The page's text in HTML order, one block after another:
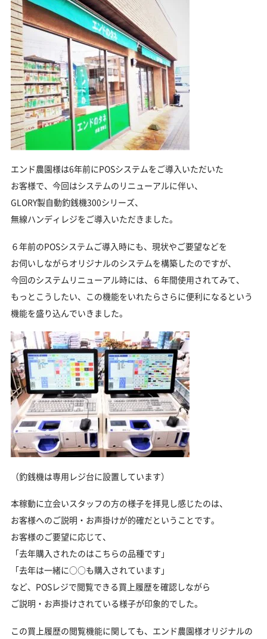
エンド農園様は6年前にPOSシステムをご導入いただいた
お客様で、今回はシステムのリニューアルに伴い、
GLORY製自動釣銭機300シリーズ、
無線ハンディレジをご導入いただきました。
６年前のPOSシステムご導入時にも、現状やご要望などを
お伺いしながらオリジナルのシステムを構築したのですが、
今回のシステムリニューアル時には、６年間使用されてみて、
もっとこうしたい、この機能をいれたらさらに便利になるという
機能を盛り込んでいきました。
（釣銭機は専用レジ台に設置しています）
本稼動に立会いスタッフの方の様子を拝見し感じたのは、
お客様へのご説明・お声掛けが的確だということです。
お客様のご要望に応じて、
「去年購入されたのはこちらの品種です」
「去年は一緒に○○も購入されています」
など、POSレジで閲覧できる買上履歴を確認しながら
ご説明・お声掛けされている様子が印象的でした。
この買上履歴の閲覧機能に関しても、エンド農園様オリジナルの